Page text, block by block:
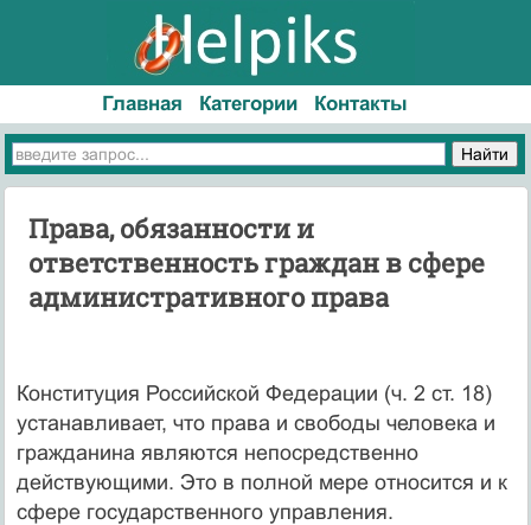
Главная Категории Контакты
Права, обязанности и
ответственность граждан в сфере
административного права
Конституция Российской Федерации (ч. 2 ст. 18)
устанавливает, что права и свободы человека и
гражданина являются непосредственно
действующими. Это в полной мере относится и к
сфере государственного управления.